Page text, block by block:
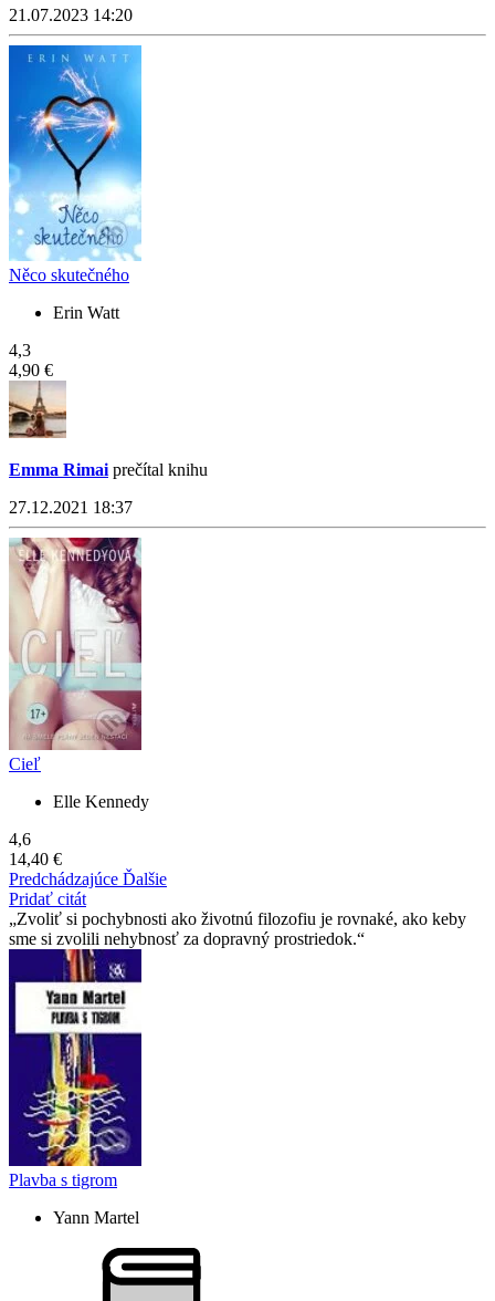
21.07.2023 14:20
Něco skutečného
Erin Watt
4,3
4,90 €
Emma Rimai prečítal knihu
27.12.2021 18:37
Cieľ
Elle Kennedy
4,6
14,40 €
Predchádzajúce Ďalšie
Pridať citát
Zvoliť si pochybnosti ako životnú filozofiu je rovnaké, ako keby
sme si zvolili nehybnosť za dopravný prostriedok.
Plavba s tigrom
Yann Martel